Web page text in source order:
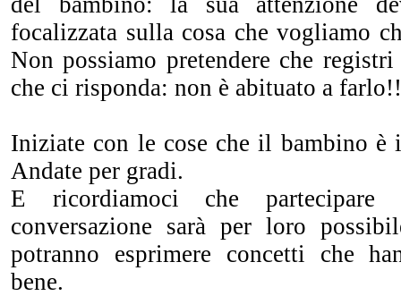
focalizzata sulla cosa che vogliamo
Non possiamo pretendere che
che ci risponda: non è abituato a
Iniziate con le cose che il bambino è
Andate per gradi.
E ricordiamoci che
conversazione sarà per loro
potranno esprimere concetti che
bene.